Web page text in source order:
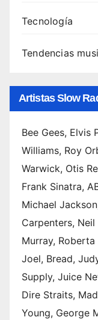
Tecnología
Tendencias
Artistas Slow
Bee Gees, Elvis
Williams, Roy
Warwick, Otis
Frank Sinatra,
Michael
Carpenters, Neil
Murray,
Joel, Bread,
Supply, Juice
Dire Straits,
Young, George